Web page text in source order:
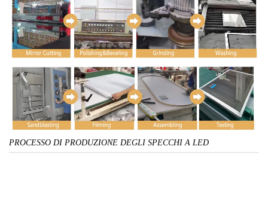
PROCESSO DI PRODUZIONE DEGLI SPECCHI A LED